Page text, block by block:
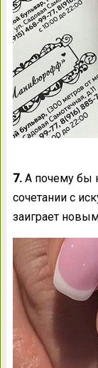
7.А почему бы
сочетании с
заиграет